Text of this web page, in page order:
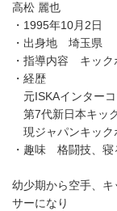
高松 麗也
・1995年10月2日
・出身地 埼玉県
・指導内容 キック
・経歴
元ISKAインター
第7代新日本キッ
現ジャパンキック
・趣味 格闘技、寝
幼少期から空手、
サーになり